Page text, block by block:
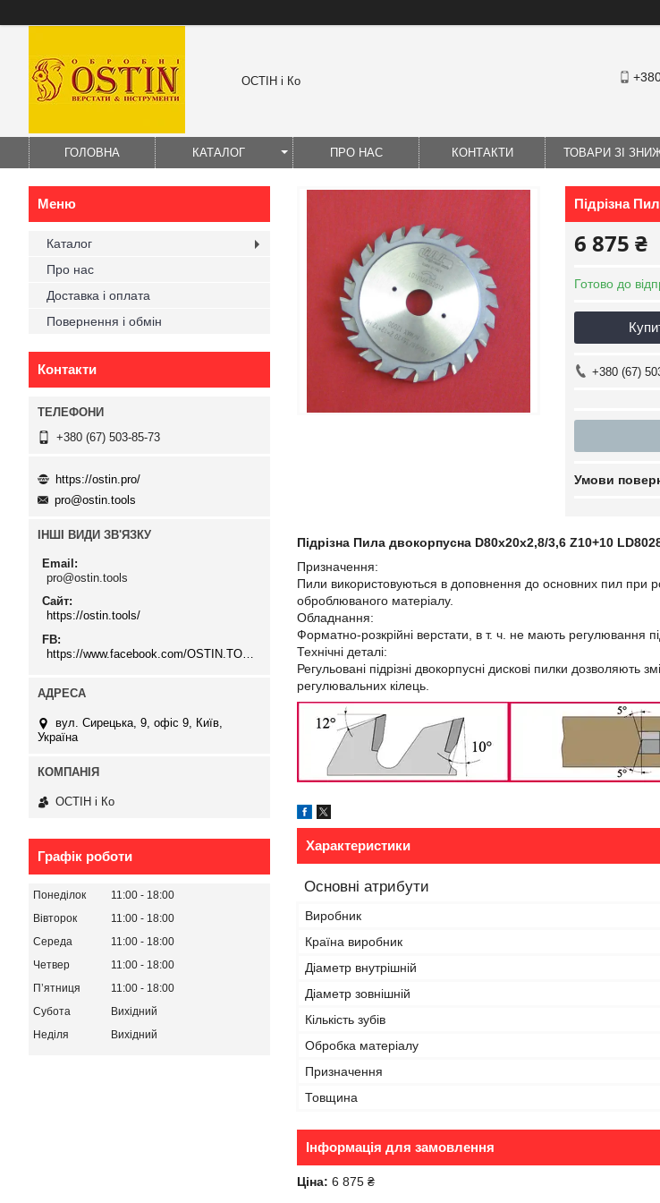
ОСТІН і Ко
ГОЛОВНА КАТАЛОГ ПРО НАС КОНТАКТИ ТОВАРИ ЗІ
Підрізна
6 875 ₴
Готово до
+380 (67)
Підрізна Пила двокорпусна D80x20x2,8/3,6 Z10+10
Призначення:
Пили використовуються в доповнення до основних пил при
оброблюваного матеріалу.
Обладнання:
Форматно-розкрійні верстати, в т. ч. не мають регулювання
Технічні деталі:
Регульовані підрізні двокорпусні дискові пилки
регулювальних кілець.
Характеристики
Основні атрибути
Виробник
Країна виробник
Діаметр внутрішній
Діаметр зовнішній
Кількість зубів
Обробка матеріалу
Призначення
Товщина
Інформація для замовлення
Ціна: 6 875 ₴
Каталог
Про нас
Доставка і оплата
Повернення і обмін
Контакти
+380 (67) 503-85-73
https://ostin.pro/
pro@ostin.tools
ІНШІ ВИДИ ЗВ'ЯЗКУ
Email
pro@ostin.tools
Сайт
https://ostin.tools/
FB
вул. Сирецька, 9, офіс 9, Київ,
Україна
ОСТІН і Ко
Графік роботи
Понеділок 11:00
18:00
Вівторок
11:00
18:00
Середа
11:00
18:00
Четвер
11:00
18:00
Пʼятниця
11:00
18:00
Субота
Вихідний
Неділя
Вихідний